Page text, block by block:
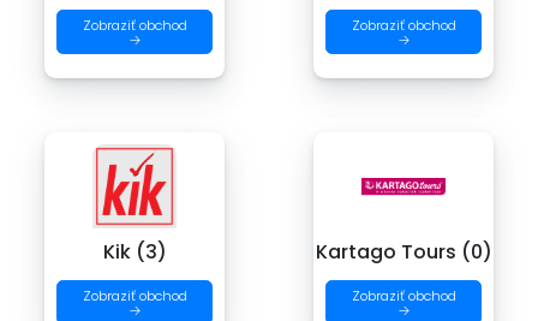
Zobraziť obchod
→
Zobraziť obchod
→
Kik (3)
Zobraziť obchod
→
Kartago Tours (0)
Zobraziť obchod
→